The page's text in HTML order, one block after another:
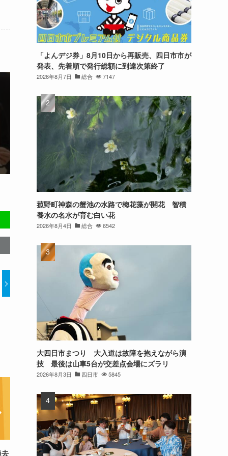
「よんデジ券」8月10日から再販売、四日市市が
発表、先着順で発行総額に到達次第終了
2026年8月7日 総合 7147
菰野町神森の蟹池の水路で梅花藻が開花 智積
養水の名水が育む白い花
2026年8月4日 総合 6542
大四日市まつり 大入道は故障を抱えながら演
技 最後は山車5台が交差点会場にズラリ
2026年8月3日 四日市 5845